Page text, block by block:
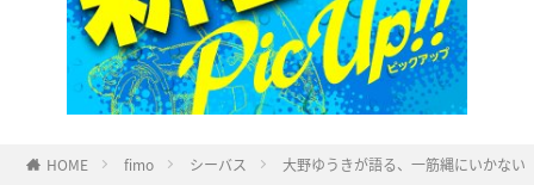
HOME fimo シーバス 大野ゆうきが語る、一筋縄にいかない